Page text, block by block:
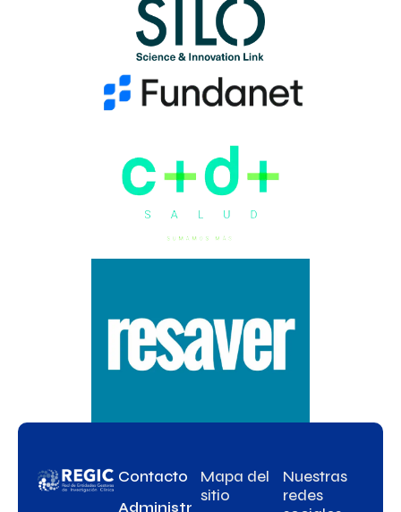
Contacto
Administr
Mapa del
sitio
Nuestras
redes